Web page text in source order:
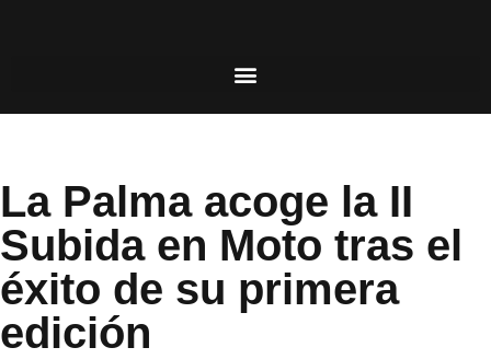
La Palma acoge la II
Subida en Moto tras el
éxito de su primera
edición